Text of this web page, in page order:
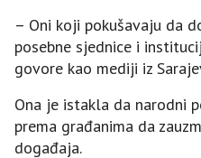
– Oni koji pokušavaju da
posebne sjednice i
govore kao mediji iz
Ona je istakla da narodni
prema građanima da
događaja.